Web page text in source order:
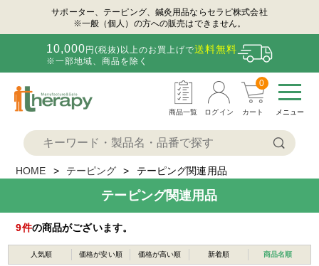
サポーター、テーピング、鍼灸用品ならセラピ株式会社
※一般（個人）の方への販売はできません。
10,000 円(税抜)以上のお買上げで送料無料
※一部地域、商品を除く
商品一覧 ログイン
0
カート メニュー
HOME テーピング テーピング関連用品
テーピング関連用品
9件の商品がございます。
人気順 価格が安い順 価格が高い順 新着順 商品名順